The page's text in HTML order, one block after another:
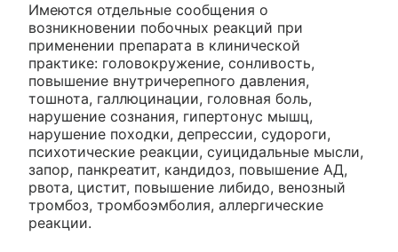
Имеются отдельные сообщения о
возникновении побочных реакций при
применении препарата в клинической
практике: головокружение, сонливость,
повышение внутричерепного давления,
тошнота, галлюцинации, головная боль,
нарушение сознания, гипертонус мышц,
нарушение походки, депрессии, судороги,
психотические реакции, суицидальные мысли,
запор, панкреатит, кандидоз, повышение АД,
рвота, цистит, повышение либидо, венозный
тромбоз, тромбоэмболия, аллергические
реакции.